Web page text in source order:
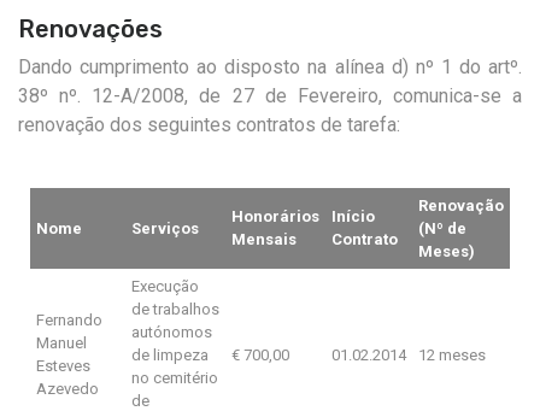
Renovações
Dando cumprimento ao disposto na alínea d) nº 1 do artº.
38º nº. 12-A/2008, de 27 de Fevereiro, comunica-se a
renovação dos seguintes contratos de tarefa:
Nome Serviços
Honorários
Mensais
Início
Contrato
Renovação
(Nº de
Meses)
Fernando
Manuel
Esteves
Azevedo
Execução
de trabalhos
autónomos
de limpeza
no cemitério
de
€ 700,00 01.02.2014 12 meses